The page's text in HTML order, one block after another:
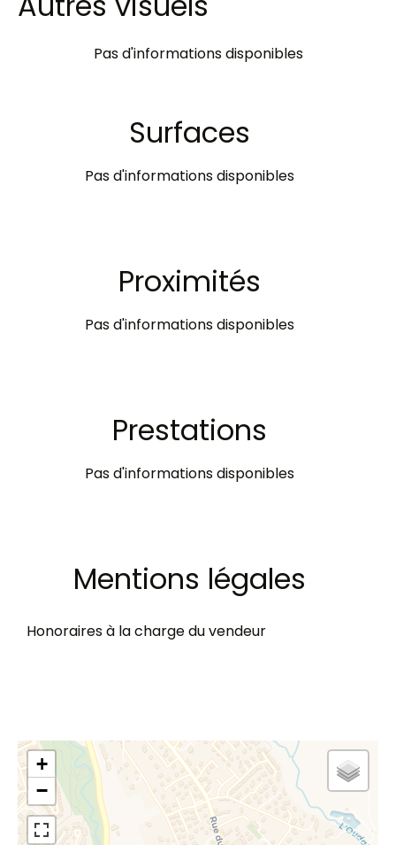
Pas d'informations disponibles
Surfaces
Pas d'informations disponibles
Proximités
Pas d'informations disponibles
Prestations
Pas d'informations disponibles
Mentions légales
Honoraires à la charge du vendeur
+
−